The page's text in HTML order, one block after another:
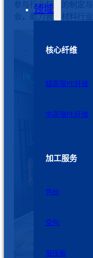
领域
核心纤维
超高强PE纤维
中高强PE纤维
加工服务
色纱
空包
层压板
参与行业标准的制定
会，助力我国材料行